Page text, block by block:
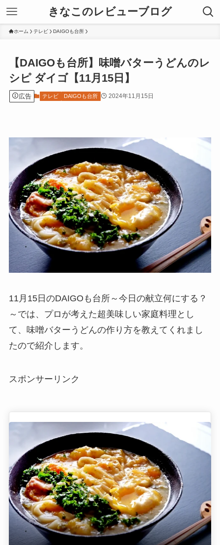
きなこのレビューブログ
ホーム テレビ DAIGOも台所
【DAIGOも台所】味噌バターうどんのレ
シピ ダイゴ【11月15日】
広告 テレビ DAIGOも台所 2024年11月15日
11月15日のDAIGOも台所～今日の献立何にする？
～では、プロが考えた超美味しい家庭料理とし
て、味噌バターうどんの作り方を教えてくれまし
たので紹介します。
スポンサーリンク